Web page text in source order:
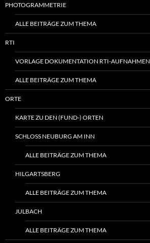
PHOTOGRAMMETRIE
ALLE BEITRÄGE ZUM THEMA
RTI
VORLAGE DOKUMENTATION RTI-AUFNAHMEN
ALLE BEITRÄGE ZUM THEMA
ORTE
KARTE ZU DEN (FUND-) ORTEN
SCHLOSS NEUBURG AM INN
ALLE BEITRÄGE ZUM THEMA
HILGARTSBERG
ALLE BEITRÄGE ZUM THEMA
JULBACH
ALLE BEITRÄGE ZUM THEMA